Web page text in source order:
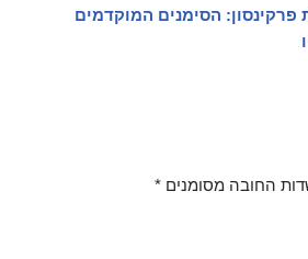
הסימנים המוקדמים
החובה מסומנים *